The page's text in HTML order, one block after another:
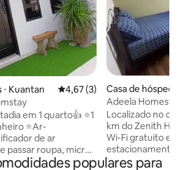
⋅ Kuantan 4,67 de uma avaliação média
4,67 (3)
em 1 quarto👍 ⭐️1
⭐️Ar-
de ar
passar roupa, micro-
⭐️Smart TV e
Casa de
Adeela
Localizado no
km do Zenith
Wi-Fi gratuito e
estacionamento
os hóspedes
populares para